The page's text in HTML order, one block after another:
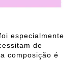
especialmente
de
composição é